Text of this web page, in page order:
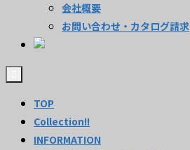
会社概要
お問い合わせ・カタログ請求
TOP
Collection!!
INFORMATION